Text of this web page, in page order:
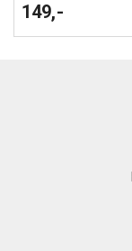
149,-